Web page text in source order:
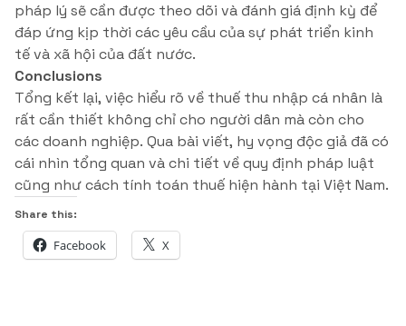
pháp lý sẽ cần được theo dõi và đánh giá định kỳ để
đáp ứng kịp thời các yêu cầu của sự phát triển kinh
tế và xã hội của đất nước.
Conclusions
Tổng kết lại, việc hiểu rõ về thuế thu nhập cá nhân là
rất cần thiết không chỉ cho người dân mà còn cho
các doanh nghiệp. Qua bài viết, hy vọng độc giả đã có
cái nhìn tổng quan và chi tiết về quy định pháp luật
cũng như cách tính toán thuế hiện hành tại Việt Nam.
Share this:
Facebook X